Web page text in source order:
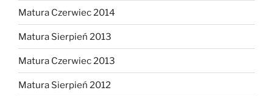
Matura Czerwiec 2014
Matura Sierpień 2013
Matura Czerwiec 2013
Matura Sierpień 2012